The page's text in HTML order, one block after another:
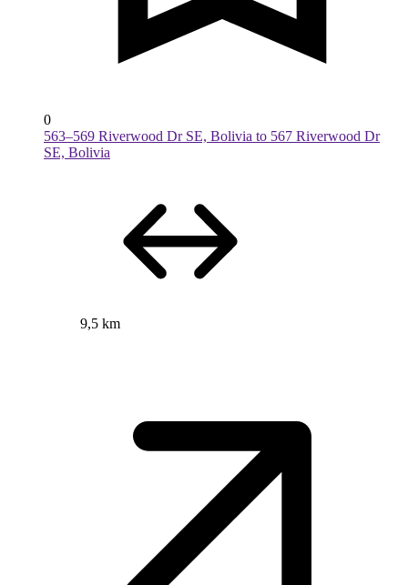
0
563–569 Riverwood Dr SE, Bolivia to 567 Riverwood Dr
SE, Bolivia
9,5 km